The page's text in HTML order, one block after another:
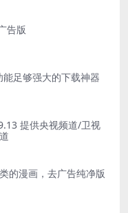
告版
足够强大的下载神器
提供央视频道/卫视
的漫画，去广告纯净版